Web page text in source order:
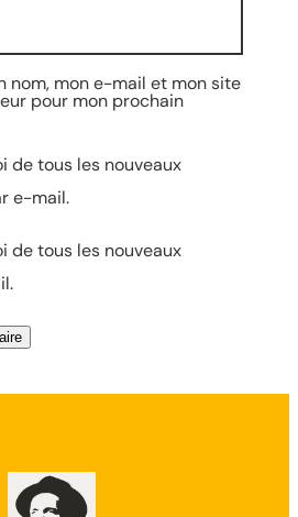
nom, mon e-mail et mon site
pour mon prochain
de tous les nouveaux
e-mail.
de tous les nouveaux